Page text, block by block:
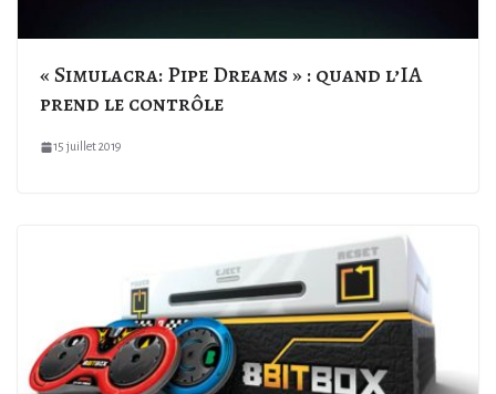
« Simulacra: Pipe Dreams » : quand l’IA
prend le contrôle
15 juillet 2019